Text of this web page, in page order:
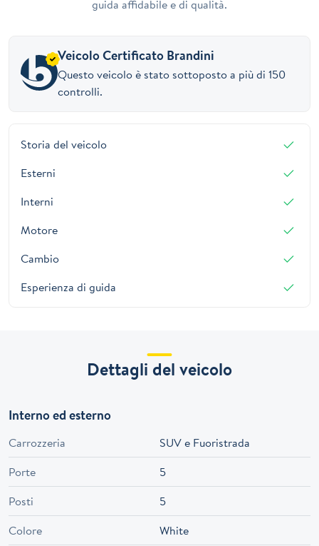
guida affidabile e di qualità.
Veicolo Certificato Brandini
Questo veicolo è stato sottoposto a più di 150
controlli.
Storia del veicolo
Esterni
Interni
Motore
Cambio
Esperienza di guida
Dettagli del veicolo
Interno ed esterno
Carrozzeria
SUV e Fuoristrada
Porte
5
Posti
5
Colore
White